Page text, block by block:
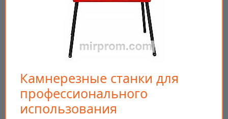
Камнерезные станки для
профессионального
использования